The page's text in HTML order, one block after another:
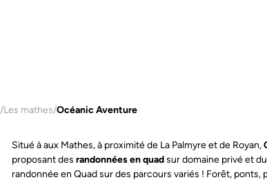
/Les mathes/Océanic Aventure
Situé à aux Mathes, à proximité de La Palmyre et de Royan,
proposant desrandonnées en quadsur domaine privé et
randonnée en Quad sur des parcours variés ! Forêt,